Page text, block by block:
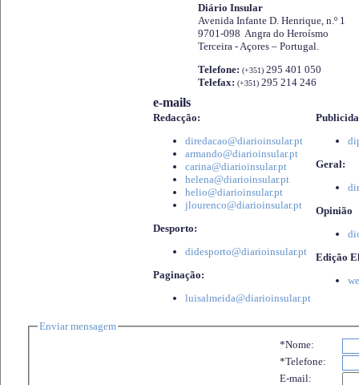
Diário Insular
Avenida Infante D. Henrique, n.º 1
9701-098 Angra do Heroísmo
Terceira - Açores – Portugal.
Telefone: (+351) 295 401 050
Telefax: (+351) 295 214 246
e-mails
Redacção:
diredacao@diarioinsular.pt
armando@diarioinsular.pt
carina@diarioinsular.pt
helena@diarioinsular.pt
helio@diarioinsular.pt
jlourenco@diarioinsular.pt
Desporto:
didesporto@diarioinsular.pt
Paginação:
luisalmeida@diarioinsular.pt
Geral:
Opinião
Edição
Enviar mensagem
*Nome:
*Telefone:
E-mail: